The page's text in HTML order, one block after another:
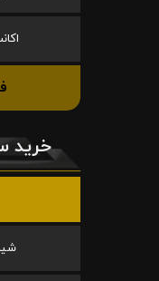
اکانت 3
خرید